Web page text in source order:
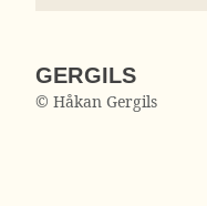
GERGILS
© Håkan Gergils